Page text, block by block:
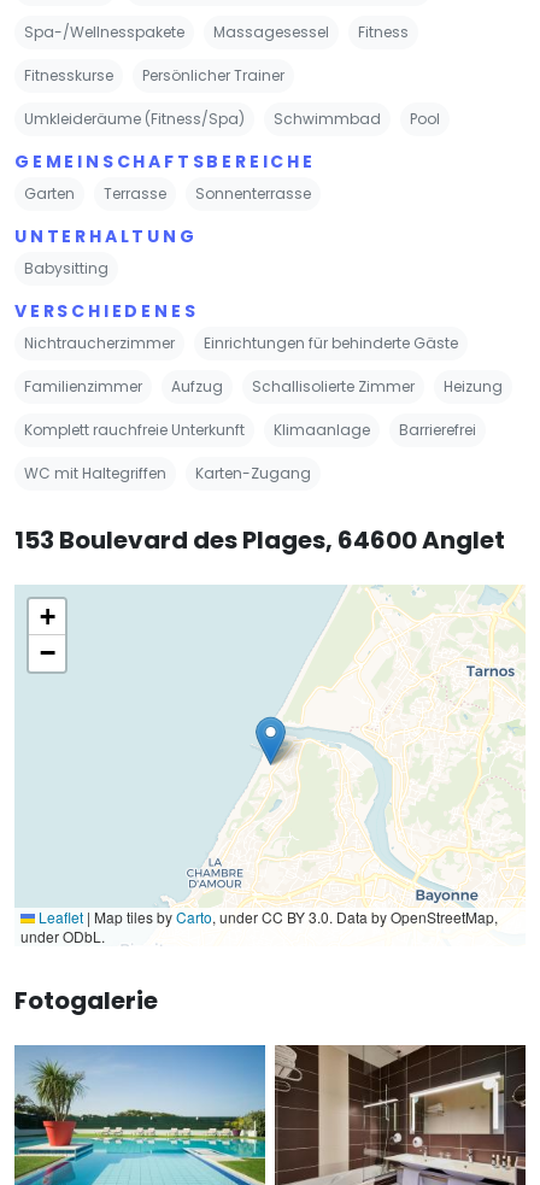
Spa-/Wellnesspakete Massagesessel Fitness
Fitnesskurse Persönlicher Trainer
Umkleideräume (Fitness/Spa) Schwimmbad Pool
GEMEINSCHAFTSBEREICHE
Garten Terrasse Sonnenterrasse
UNTERHALTUNG
Babysitting
VERSCHIEDENES
Nichtraucherzimmer Einrichtungen für behinderte Gäste
Familienzimmer Aufzug Schallisolierte Zimmer Heizung
Komplett rauchfreie Unterkunft Klimaanlage Barrierefrei
WC mit Haltegriffen Karten-Zugang
153 Boulevard des Plages, 64600 Anglet
+
−
Leaflet | Map tiles byCarto, under CC BY 3.0. Data by OpenStreetMap,
under ODbL.
Fotogalerie